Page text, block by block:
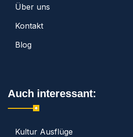
Über uns
Kontakt
Blog
Auch interessant:
Kultur Ausflüge